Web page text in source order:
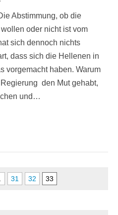
Abstimmung, ob die
oder nicht ist vom
sich dennoch nichts
dass sich die Hellenen in
vorgemacht haben. Warum
den Mut gehabt,
und…
31 32 33